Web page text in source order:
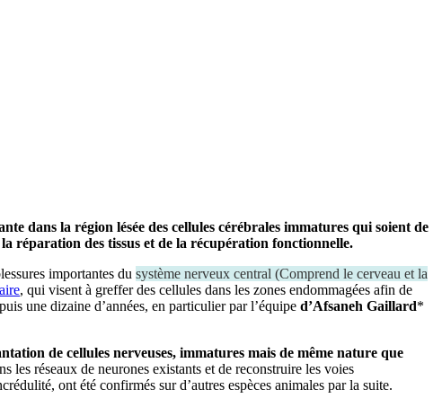
dans la région lésée des cellules cérébrales immatures qui soient de
réparation des tissus et de la récupération fonctionnelle.
importantes du système nerveux central (Comprend le cerveau et la
, qui visent à greffer des cellules dans les zones endommagées afin de
une dizaine d’années, en particulier par l’équipe d’Afsaneh Gaillard*
de cellules nerveuses, immatures mais de même nature que
les réseaux de neurones existants et de reconstruire les voies
ont été confirmés sur d’autres espèces animales par la suite.